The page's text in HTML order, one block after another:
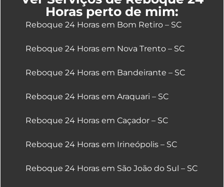
Horas perto de mim:
Reboque 24 Horas em Bom Retiro – SC
Reboque 24 Horas em Nova Trento – SC
Reboque 24 Horas em Bandeirante – SC
Reboque 24 Horas em Araquari – SC
Reboque 24 Horas em Caçador – SC
Reboque 24 Horas em Irineópolis – SC
Reboque 24 Horas em São João do Sul – SC